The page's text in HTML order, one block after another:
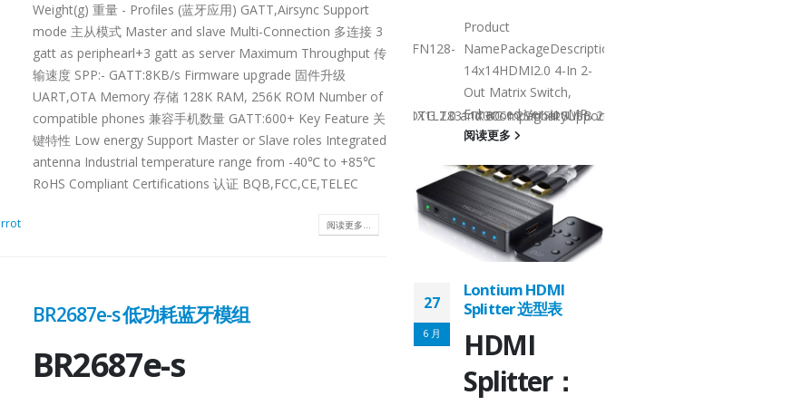
Weight(g) 重量 - Profiles (蓝牙应用) GATT,Airsync Support
mode 主从模式 Master and slave Multi-Connection 多连接 3
gatt as periphearl+3 gatt as server Maximum Throughput 传
输速度 SPP:- GATT:8KB/s Firmware upgrade 固件升级
UART,OTA Memory 存储 128K RAM, 256K ROM Number of
compatible phones 兼容手机数量 GATT:600+ Key Feature 关
键特性 Low energy Support Master or Slave roles Integrated
antenna Industrial temperature range from -40℃ to +85℃
RoHS Compliant Certifications 认证 BQB,FCC,CE,TELEC
阅读更多...
BR2687e-s 低功耗蓝牙模组
BR2687e-s
2.0, OTG 2.0 and BC 1.2USB 2.0, OTG 2.0 and BC 1.2Signal SupportHS, FS, LSHS, FS,
Product
NamePackageDescriptionStatusDownloadLT8642UXE
QFN128-
14x14HDMI2.0 4-In 2-
Out Matrix Switch,
Enhanced VersionMP
阅读更多
27
Splitter 选型表
HDMI
Splitter：
Product
Selection
USB2.0 RepeaterLT8311X1LT8311X3CompatibilityUSB 2.0, OTG 2.0 and BC 1.2USB
1.6x1.6QFN12-
1.6x1.6Pin-to-
PinLT8311X1 Note:
capacitive load which
Product
NamePackageDescriptionStatusDownload
14x14HDMI2.0 4-In 2-
Out Matrix Switch,
Enhanced VersionMP
阅读更多
27
6 月
Lontium HDMI
Splitter 选型表
HDMI
Splitter：